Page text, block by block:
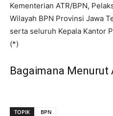
Kementerian ATR/BPN,
Wilayah BPN Provinsi Jawa
serta seluruh Kepala Kantor
(*)
Bagaimana Menurut
TOPIK BPN